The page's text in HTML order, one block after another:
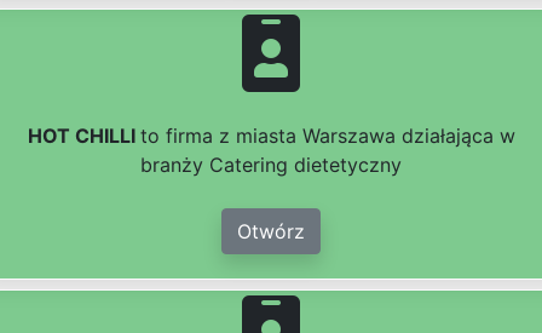
HOT CHILLI to firma z miasta Warszawa działająca w
branży Catering dietetyczny
Otwórz